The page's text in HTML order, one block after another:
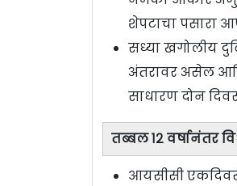
शेपटाचा पसारा
सध्या खगोलीय
अंतरावर असेल आणि
साधारण दोन
तब्बल १२ वर्षानंतर
आयसीसी